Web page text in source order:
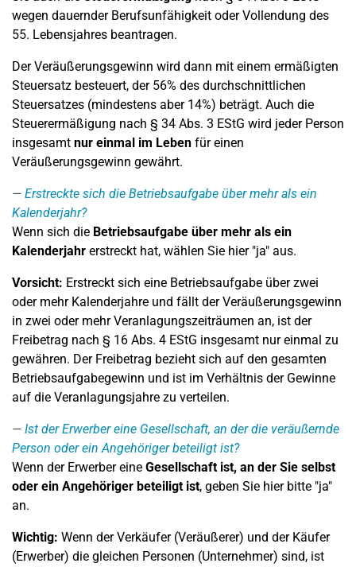
wegen dauernder Berufsunfähigkeit oder Vollendung des
55. Lebensjahres beantragen.
Der Veräußerungsgewinn wird dann mit einem ermäßigten
Steuersatz besteuert, der 56% des durchschnittlichen
Steuersatzes (mindestens aber 14%) beträgt. Auch die
Steuerermäßigung nach § 34 Abs. 3 EStG wird jeder Person
insgesamt nur einmal im Leben für einen
Veräußerungsgewinn gewährt.
Erstreckte sich die Betriebsaufgabe über mehr als ein
Kalenderjahr?
Wenn sich die Betriebsaufgabe über mehr als ein
Kalenderjahr erstreckt hat, wählen Sie hier "ja" aus.
Vorsicht: Erstreckt sich eine Betriebsaufgabe über zwei
oder mehr Kalenderjahre und fällt der Veräußerungsgewinn
in zwei oder mehr Veranlagungszeiträumen an, ist der
Freibetrag nach § 16 Abs. 4 EStG insgesamt nur einmal zu
gewähren. Der Freibetrag bezieht sich auf den gesamten
Betriebsaufgabegewinn und ist im Verhältnis der Gewinne
auf die Veranlagungsjahre zu verteilen.
Ist der Erwerber eine Gesellschaft, an der die veräußernde
Person oder ein Angehöriger beteiligt ist?
Wenn der Erwerber eine Gesellschaft ist, an der Sie selbst
oder ein Angehöriger beteiligt ist, geben Sie hier bitte "ja"
an.
Wichtig: Wenn der Verkäufer (Veräußerer) und der Käufer
(Erwerber) die gleichen Personen (Unternehmer) sind, ist